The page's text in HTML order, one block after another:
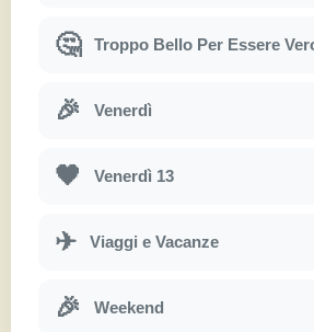
🤔 Troppo Bello Per Essere
🎉 Venerdì
🖤 Venerdì 13
✈ Viaggi e Vacanze
🎉 Weekend